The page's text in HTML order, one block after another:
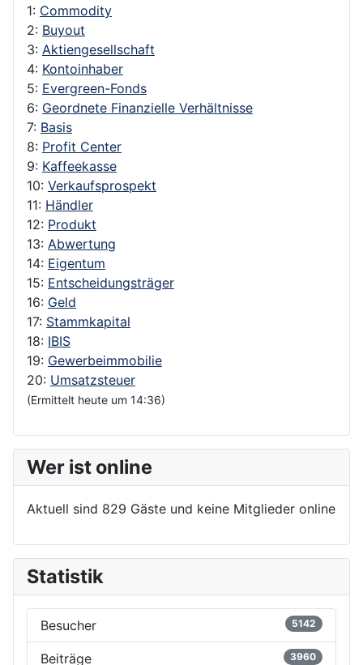
1: Commodity
2: Buyout
3: Aktiengesellschaft
4: Kontoinhaber
5: Evergreen-Fonds
6: Geordnete Finanzielle Verhältnisse
7: Basis
8: Profit Center
9: Kaffeekasse
10: Verkaufsprospekt
11: Händler
12: Produkt
13: Abwertung
14: Eigentum
15: Entscheidungsträger
16: Geld
17: Stammkapital
18: IBIS
19: Gewerbeimmobilie
20: Umsatzsteuer
(Ermittelt heute um 14:36)
Wer ist online
Aktuell sind 829 Gäste und keine Mitglieder online
Statistik
Besucher 5142
Beiträge 3960